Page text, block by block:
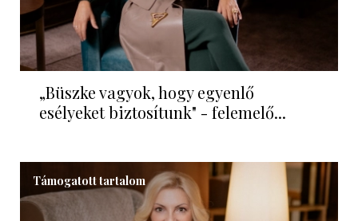
„Büszke vagyok, hogy egyenlő
esélyeket biztosítunk" - felemelő...
Támogatott tartalom